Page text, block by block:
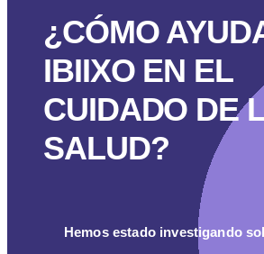
¿CÓMO
IBIIXO EN EL
CUIDADO DE
SALUD?
Hemos estado investigando